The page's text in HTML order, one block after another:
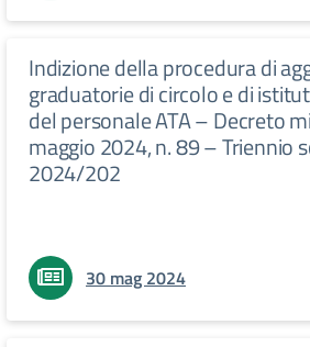
Indizione della procedura di
graduatorie di circolo e di
del personale ATA – Decreto
maggio 2024, n. 89 – Triennio
2024/202
30 mag 2024